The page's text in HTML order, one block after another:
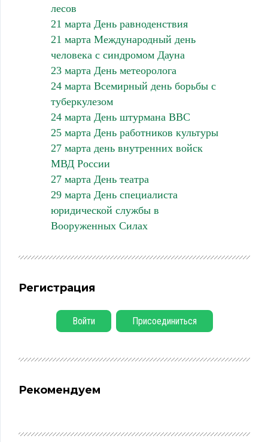
лесов
21 марта День равноденствия
21 марта Международный день
человека с синдромом Дауна
23 марта День метеоролога
24 марта Всемирный день борьбы с
туберкулезом
24 марта День штурмана ВВС
25 марта День работников культуры
27 марта день внутренних войск
МВД России
27 марта День театра
29 марта День специалиста
юридической службы в
Вооруженных Силах
Регистрация
Войти Присоединиться
Рекомендуем